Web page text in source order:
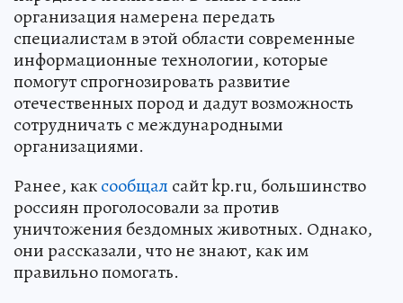
организация намерена передать
специалистам в этой области современные
информационные технологии, которые
помогут спрогнозировать развитие
отечественных пород и дадут возможность
сотрудничать с международными
организациями.
Ранее, каксообщал сайт kp.ru, большинство
россиян проголосовали за против
уничтожения бездомных животных. Однако,
они рассказали, что не знают, как им
правильно помогать.